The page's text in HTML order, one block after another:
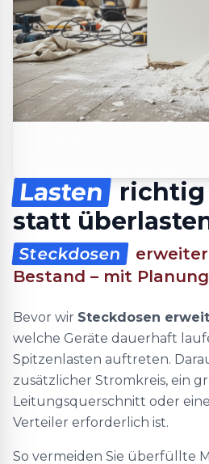
Lasten
richtig
statt
Steckdosen
Bestand – mit Planung
Bevor wir Steckdosen
welche Geräte dauerhaft
Spitzenlasten auftreten.
zusätzlicher Stromkreis, ein
Leitungsquerschnitt oder
Verteiler erforderlich ist.
So vermeiden Sie überfüllte